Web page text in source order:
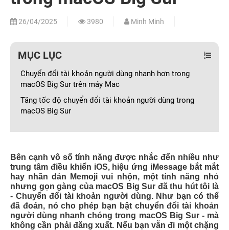
26/04/2025 3980 Minh Minh
MỤC LỤC
Chuyển đổi tài khoản người dùng nhanh hơn trong
macOS Big Sur trên máy Mac
Tăng tốc độ chuyển đổi tài khoản người dùng trong
macOS Big Sur
Bên cạnh vô số tính năng được nhắc đến nhiều như
trung tâm điều khiển iOS, hiệu ứng iMessage bắt mắt
hay nhãn dán Memoji vui nhộn, một tính năng nhỏ
nhưng gọn gàng của macOS Big Sur đã thu hút tôi là
- Chuyển đổi tài khoản người dùng. Như bạn có thể
đã đoán, nó cho phép bạn bật chuyển đổi tài khoản
người dùng nhanh chóng trong macOS Big Sur - mà
không cần phải đăng xuất. Nếu bạn vẫn đi một chặng